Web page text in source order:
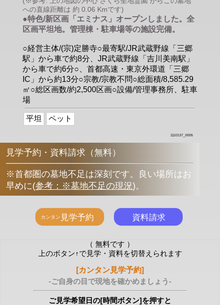
への直線距離は 約 0.06 Kmです)
●特色/新区画「エミナス」オープンしました。全
区画平坦地。管理棟・駐車場等の施設完備。
○経営主体/(宗)定勝寺○最寄駅/JR武蔵野線「三郷
駅」から車で約8分、JR武蔵野線「吉川美南駅」
から車で約6分○、首都高速・東京外環道「三郷
IC」から約13分○宗教/宗教不問○総面積/8,585.29
㎡○総区画数/約2,500区画○設備/管理事務所、駐車
場
平坦 ペット
1110137_0005
見学予約・資料請求（無料）
※首都圏の墓地不足は深刻です。良い場所はお
早めに(参考：※墓地不足の現況)。
（ 無料です ）
上のボタン↑で見学・資料を切替えられます
[カンタン見学予約]
-ご自身の目で現地を確かめましょう-
ご見学希望日の[時間ボタン]を押すと